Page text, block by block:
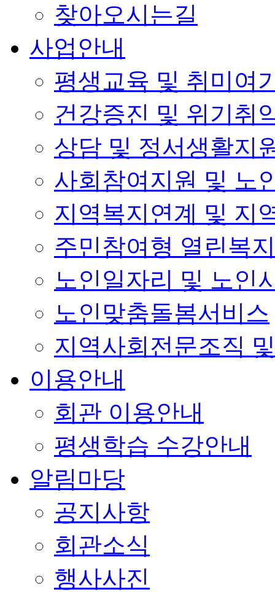
찾아오시는길
사업안내
평생교육 및 취미여
건강증진 및 위기취
상담 및 정서생활지
사회참여지원 및 노
지역복지연계 및 지
주민참여형 열린복
노인일자리 및 노인
노인맞춤돌봄서비스
지역사회전문조직
이용안내
회관 이용안내
평생학습 수강안내
알림마당
공지사항
회관소식
행사사진